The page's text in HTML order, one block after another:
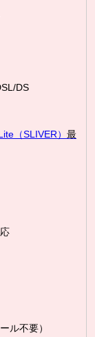
DS
（SLIVER） 最
ル不要）